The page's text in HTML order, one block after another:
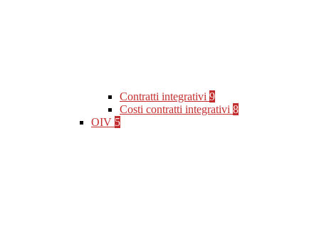
Contratti integrativi 9
Costi contratti integrativi 8
OIV 5